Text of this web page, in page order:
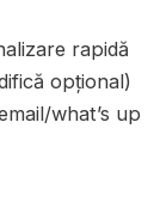
rapidă
opțional)
what’s up